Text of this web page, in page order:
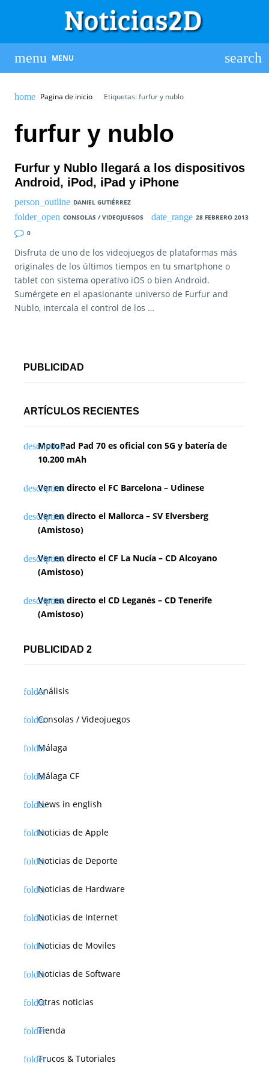
MENU
Pagina de inicio Etiquetas: furfur y nublo
furfur y nublo
Furfur y Nublo llegará a los dispositivos
Android, iPod, iPad y iPhone
DANIEL GUTIÉRREZ
CONSOLAS / VIDEOJUEGOS
28 FEBRERO 2013
0
Disfruta de uno de los videojuegos de plataformas más
originales de los últimos tiempos en tu smartphone o
tablet con sistema operativo iOS o bien Android.
Sumérgete en el apasionante universo de Furfur and
Nublo, intercala el control de los …
PUBLICIDAD
ARTÍCULOS RECIENTES
MotoPad Pad 70 es oficial con 5G y batería de
10.200 mAh
Ver en directo el FC Barcelona – Udinese
Ver en directo el Mallorca – SV Elversberg
(Amistoso)
Ver en directo el CF La Nucía – CD Alcoyano
(Amistoso)
Ver en directo el CD Leganés – CD Tenerife
(Amistoso)
PUBLICIDAD 2
Análisis
Consolas / Videojuegos
Málaga
Málaga CF
News in english
Noticias de Apple
Noticias de Deporte
Noticias de Hardware
Noticias de Internet
Noticias de Moviles
Noticias de Software
Otras noticias
Tienda
Trucos & Tutoriales